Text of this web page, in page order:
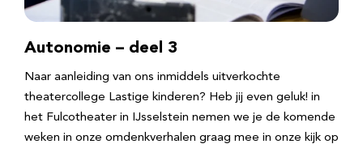
Autonomie – deel 3
Naar aanleiding van ons inmiddels uitverkochte
theatercollege Lastige kinderen? Heb jij even geluk! in
het Fulcotheater in IJsselstein nemen we je de komende
weken in onze omdenkverhalen graag mee in onze kijk op